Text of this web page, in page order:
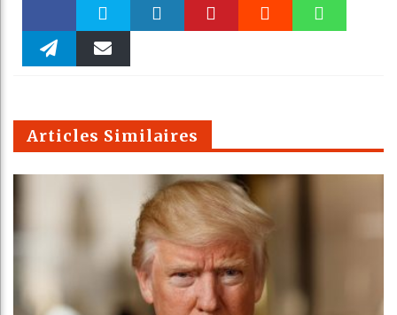
Faceboo Twitter
m
Articles Similaires